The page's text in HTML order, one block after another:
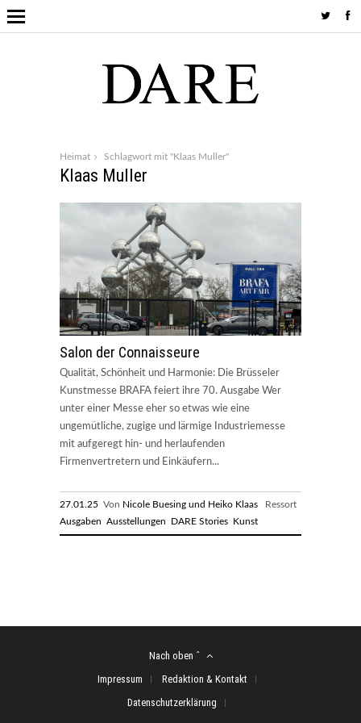
Heimat Schlagwort mit "Klaas Muller"
Klaas Muller
Salon der Connaisseure
Qualität, Schönheit und Harmonie: Die Brüsseler
Kunstmesse BRAFA feiert ihre 70. Ausgabe Wer
unter einer Messe eher so etwas wie eine
ungemütliche, zugige und lärmige Industriemesse
mit aufgeregt hin- und herlaufenden
Firmenvertretern und Einkäufern...
27.01.25 Von Nicole Buesing und Heiko Klaas Ressort
Ausgaben Ausstellungen DARE Stories Kunst
Nach oben ˆ
Impressum
Redaktion & Kontakt
Datenschutzerklärung